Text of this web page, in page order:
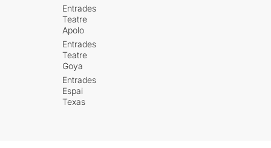
Entrades
Teatre
Apolo
Entrades
Teatre
Goya
Entrades
Espai
Texas